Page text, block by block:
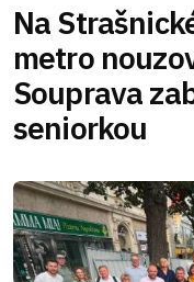
Na
metro
Souprava
seniorkou